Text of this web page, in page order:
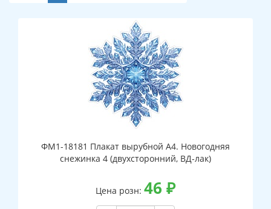
ФМ1-18181 Плакат вырубной А4. Новогодняя
снежинка 4 (двухсторонний, ВД-лак)
Цена розн: 46 ₽